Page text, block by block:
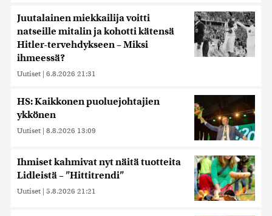
Juutalainen miekkailija voitti
natseille mitalin ja kohotti kätensä
Hitler-tervehdykseen – Miksi
ihmeessä?
Uutiset | 6.8.2026 21:31
HS: Kaikkonen puoluejohtajien
ykkönen
Uutiset | 8.8.2026 13:09
Ihmiset kahmivat nyt näitä tuotteita
Lidleistä – ”Hittitrendi”
Uutiset | 5.8.2026 21:21